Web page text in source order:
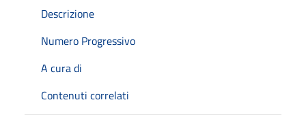
Descrizione
Numero Progressivo
A cura di
Contenuti correlati